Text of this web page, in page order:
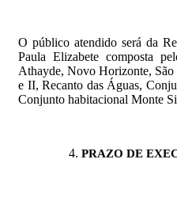
O público atendido será da
Paula Elizabete composta
Athayde, Novo Horizonte,
e II, Recanto das Águas,
Conjunto habitacional Monte
PRAZO DE